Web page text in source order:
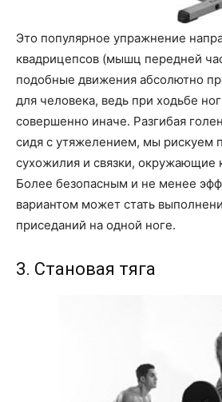
Это популярное упражнение
квадрицепсов (мышц передней
подобные движения абсолютно
для человека, ведь при ходьбе
совершенно иначе. Разгибая
сидя с утяжелением, мы рискуем
сухожилия и связки, окружающие
Более безопасным и не менее
вариантом может стать
приседаний на одной ноге.
3. Становая тяга